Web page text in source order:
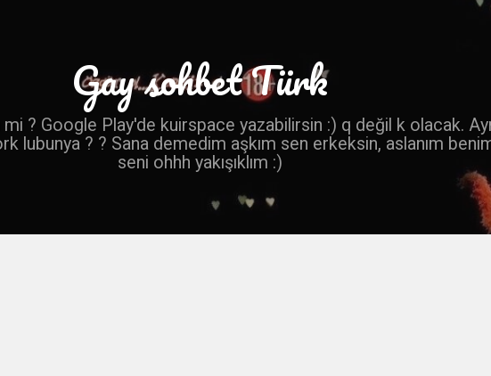
Gay sohbet Türk
? Google Play'de kuirspace yazabilirsin :) q değil k olacak.
lubunya ? ? Sana demedim aşkım sen erkeksin, aslanım
seni ohhh yakışıklım :)